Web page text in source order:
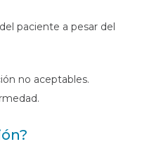
paciente a pesar del
no aceptables.